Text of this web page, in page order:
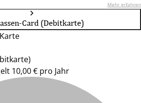
Mehr erfahren
Card (Debitkarte)
10,00 € pro Jahr